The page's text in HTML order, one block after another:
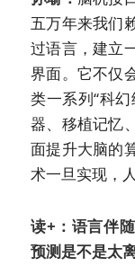
五万年来我们
过语言，建立
界面。它不仅
类一系列“科
器、移植记忆
面提升大脑的
术一旦实现，
读+：语言伴
预测是不是太